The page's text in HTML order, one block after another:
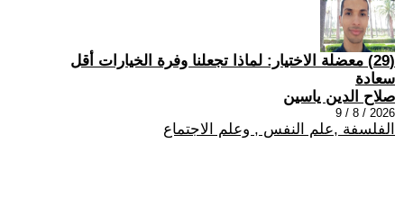
(29) معضلة الاختيار: لماذا تجعلنا وفرة الخيارات أقل
سعادة
صلاح الدين ياسين
2026 / 8 / 9
الفلسفة ,علم النفس , وعلم الاجتماع